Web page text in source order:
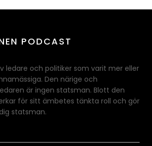
PODCAST
ledare och politiker som varit mer eller
Den närige och
är ingen statsman. Blott den
för sitt ämbetes tänkta roll och gör
statsman.